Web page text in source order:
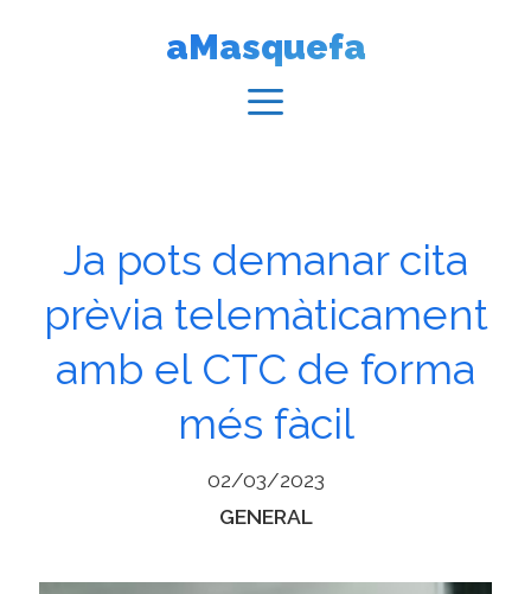
aMasquefa
Ja pots demanar cita
prèvia telemàticament
amb el CTC de forma
més fàcil
02/03/2023
Categories
GENERAL